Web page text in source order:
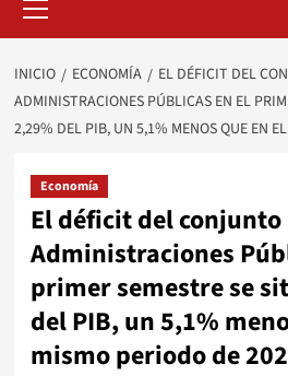
principal
INICIO ECONOMÍA
EL DÉFICIT DEL
ADMINISTRACIONES PÚBLICAS EN EL
2,29% DEL PIB, UN 5,1% MENOS QUE EN
Economía
El déficit del conjunto
Administraciones
primer semestre se
del PIB, un 5,1%
mismo periodo de